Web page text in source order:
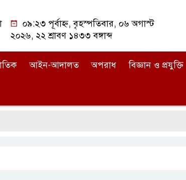
০৯:২৩ পূর্বাহ্ন, বৃহস্পতিবার, ০৬ অগাস্ট
২০২৬, ২২ শ্রাবণ ১৪৩৩ বঙ্গাব্দ
আইন-আদালত অপরাধ বিজ্ঞান ও প্রযুক্তি